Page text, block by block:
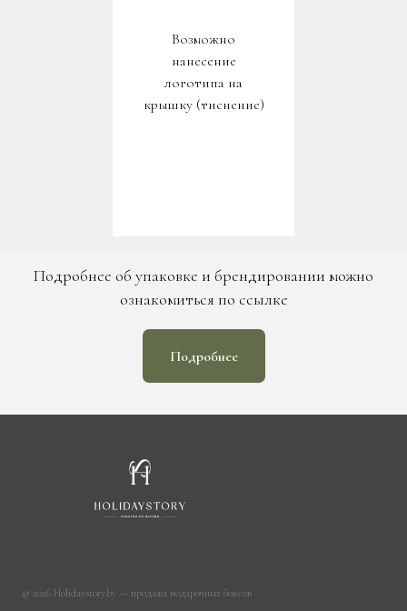
Возможно
нанесение
логотипа на
крышку (тиснение)
Подробнее об упаковке и брендировании можно
ознакомиться по ссылке
Подробнее
© 2026 Holidaystory.by — продажа подарочных боксов